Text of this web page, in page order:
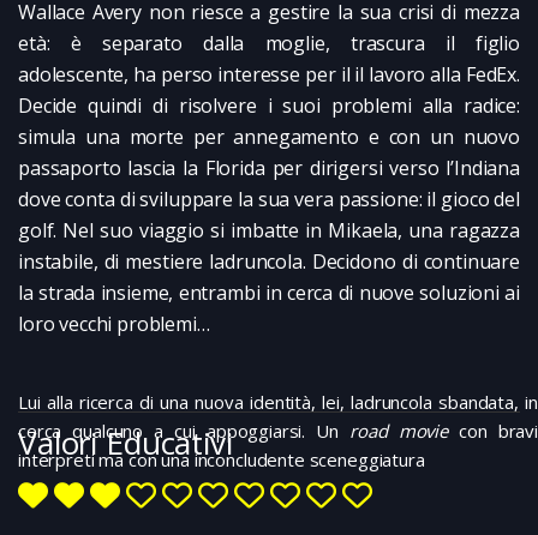
Wallace Avery non riesce a gestire la sua crisi di mezza
età: è separato dalla moglie, trascura il figlio
adolescente, ha perso interesse per il il lavoro alla FedEx.
Decide quindi di risolvere i suoi problemi alla radice:
simula una morte per annegamento e con un nuovo
passaporto lascia la Florida per dirigersi verso l’Indiana
dove conta di sviluppare la sua vera passione: il gioco del
golf. Nel suo viaggio si imbatte in Mikaela, una ragazza
instabile, di mestiere ladruncola. Decidono di continuare
la strada insieme, entrambi in cerca di nuove soluzioni ai
loro vecchi problemi…
Lui alla ricerca di una nuova identità, lei, ladruncola sbandata, in
cerca qualcuno a cui appoggiarsi. Un road moviecon bravi
interpreti ma con una inconcludente sceneggiatura
Valori Educativi